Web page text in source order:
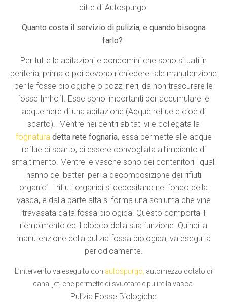
ditte di Autospurgo.
Quanto costa il servizio di pulizia, e quando bisogna
farlo?
Per tutte le abitazioni e condomini che sono situati in
periferia, prima o poi devono richiedere tale manutenzione
per le fosse biologiche o pozzi neri, da non trascurare le
fosse Imhoff. Esse sono importanti per accumulare le
acque nere di una abitazione (Acque reflue e cioè di
scarto). Mentre nei centri abitati vi è collegata la
fognatura detta rete fognaria, essa permette alle acque
reflue di scarto, di essere convogliata all’impianto di
smaltimento. Mentre le vasche sono dei contenitori i quali
hanno dei batteri per la decomposizione dei rifiuti
organici. I rifiuti organici si depositano nel fondo della
vasca, e dalla parte alta si forma una schiuma che vine
travasata dalla fossa biologica. Questo comporta il
riempimento ed il blocco della sua funzione. Quindi la
manutenzione della pulizia fossa biologica, va eseguita
periodicamente.
L’intervento va eseguito con autospurgo automezzo dotato di
canal jet, che permette di svuotare e pulire la vasca.
Pulizia Fosse Biologiche